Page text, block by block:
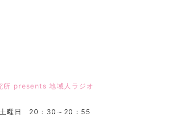
所 presents 地域人ラジオ
曜日 20：30～20：55